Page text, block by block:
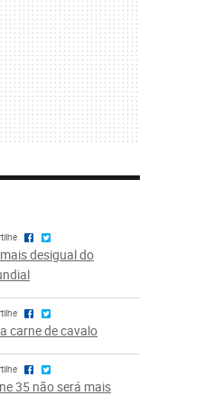
desigual do
carne de cavalo
35 não será mais